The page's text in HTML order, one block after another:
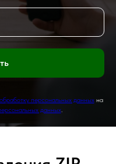
персональных данныхна
данных.